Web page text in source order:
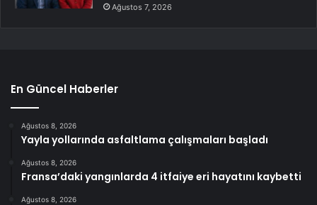
Ağustos 7, 2026
En Güncel Haberler
Ağustos 8, 2026
Yayla yollarında asfaltlama çalışmaları başladı
Ağustos 8, 2026
Fransa’daki yangınlarda 4 itfaiye eri hayatını kaybetti
Ağustos 8, 2026